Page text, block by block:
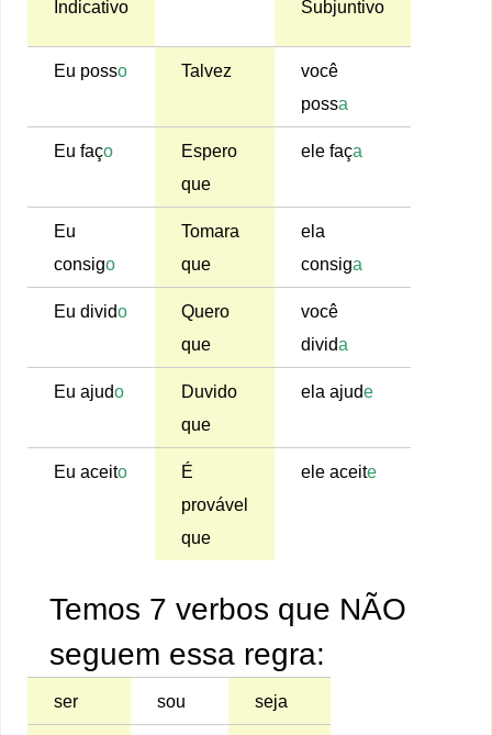
Indicativo Subjuntivo
Eu posso Talvez
você
possa
Eu faço
Espero
que
ele faça
Eu
consigo
Tomara
que
ela
consiga
Eu divido
Quero
que
você
divida
Eu ajudo
Duvido
que
ela ajude
Eu aceito
É
provável
que
ele aceite
Temos 7 verbos que NÃO
seguem essa regra:
ser sou seja